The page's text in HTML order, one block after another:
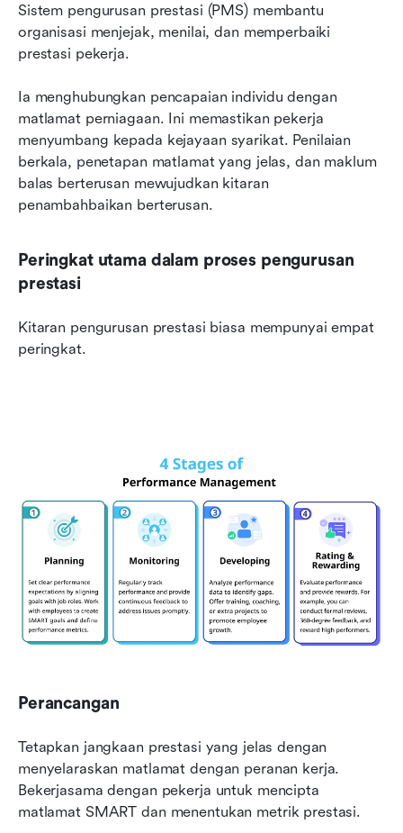
Sistem pengurusan prestasi (PMS) membantu
organisasi menjejak, menilai, dan memperbaiki
prestasi pekerja.
Ia menghubungkan pencapaian individu dengan
matlamat perniagaan. Ini memastikan pekerja
menyumbang kepada kejayaan syarikat. Penilaian
berkala, penetapan matlamat yang jelas, dan maklum
balas berterusan mewujudkan kitaran
penambahbaikan berterusan.
Peringkat utama dalam proses pengurusan
prestasi
Kitaran pengurusan prestasi biasa mempunyai empat
peringkat.
Perancangan
Tetapkan jangkaan prestasi yang jelas dengan
menyelaraskan matlamat dengan peranan kerja.
Bekerjasama dengan pekerja untuk mencipta
matlamat SMART dan menentukan metrik prestasi.